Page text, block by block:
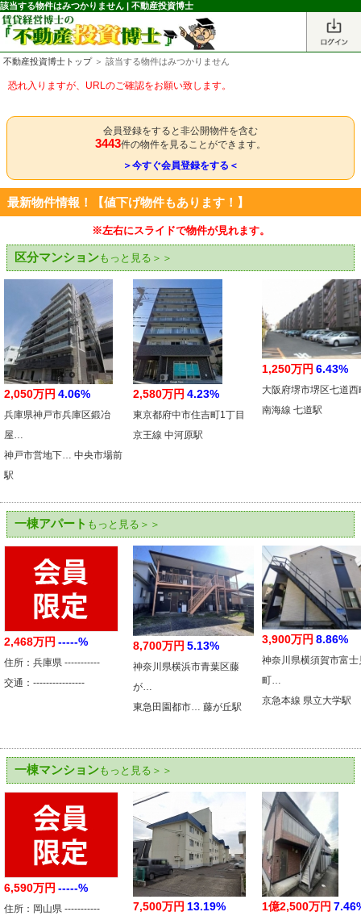
該当する物件はみつかりません | 不動産投資博士
不動産投資博士トップ＞ 該当する物件はみつかりません
恐れ入りますが、URLのご確認をお願い致します。
会員登録をすると非公開物件を含む
3443件の物件を見ることができます。
＞今すぐ会員登録をする＜
最新物件情報！【値下げ物件もあります！】
※左右にスライドで物件が見れます。
区分マンションもっと見る＞＞
2,050万円 4.06%
兵庫県神戸市兵庫区鍛冶
屋…
神戸市営地下… 中央市場前
駅
2,580万円 4.23%
東京都府中市住吉町1丁目
京王線 中河原駅
1,250万円 6.43%
大阪府堺市堺区七道西
南海線 七道駅
一棟アパート もっと見る＞＞
2,468万円 -----%
住所：兵庫県 -----------
交通：----------------
8,700万円 5.13%
神奈川県横浜市青葉区藤
が…
東急田園都市… 藤が丘駅
3,900万円 8.86%
神奈川県横須賀市富士
町…
京急本線 県立大学駅
一棟マンションもっと見る＞＞
6,590万円 -----%
住所：岡山県 -----------
7,500万円 13.19% 1億2,500万円